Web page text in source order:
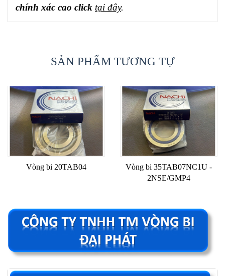
chính xác cao click tại đây.
SẢN PHẨM TƯƠNG TỰ
Vòng bi 20TAB04
Vòng bi 35TAB07NC1U -
2NSE/GMP4